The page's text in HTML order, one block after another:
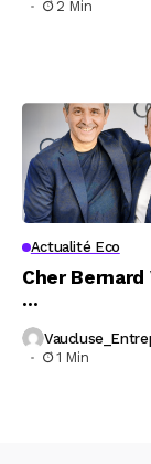
2 Min
Actualité Eco
Cher Bernard
…
1 Min